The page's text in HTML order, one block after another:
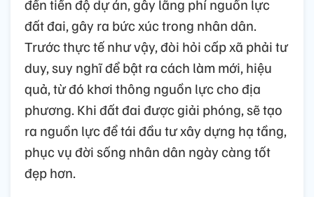
đến tiến độ dự án, gây lãng phí nguồn lực
đất đai, gây ra bức xúc trong nhân dân.
Trước thực tế như vậy, đòi hỏi cấp xã phải tư
duy, suy nghĩ để bật ra cách làm mới, hiệu
quả, từ đó khơi thông nguồn lực cho địa
phương. Khi đất đai được giải phóng, sẽ tạo
ra nguồn lực để tái đầu tư xây dựng hạ tầng,
phục vụ đời sống nhân dân ngày càng tốt
đẹp hơn.